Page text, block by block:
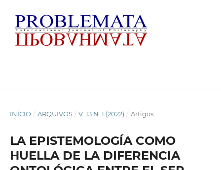
INÍCIO / ARQUIVOS / V. 13 N. 1 (2022) / Artigos
LA EPISTEMOLOGÍA COMO
HUELLA DE LA DIFERENCIA